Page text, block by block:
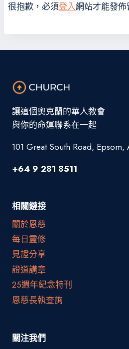
很抱歉，必須登入網站才能發佈
讓這個奧克蘭的華人教會
與你的命運聯系在一起
101 Great South Road, Epsom,
+64 9 281 8511
相關鏈接
關於恩慈
每日靈修
見證分享
證道講章
25週年紀念特刊
恩慈長執查詢
關注我們